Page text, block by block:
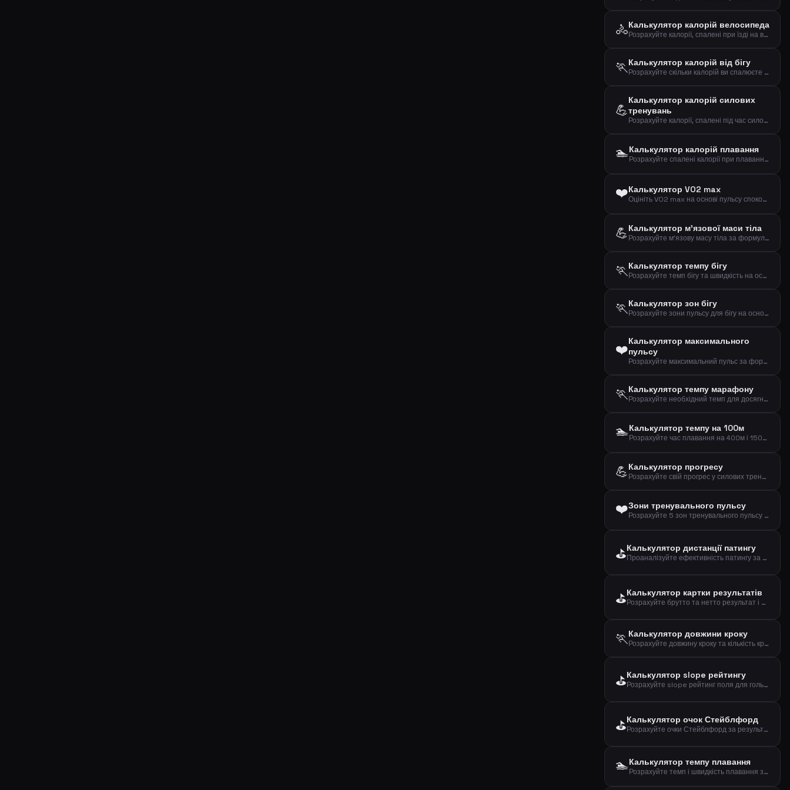
🚴Калькулятор калорій велосипеда
Розрахуйте калорії, спалені при їзді на велосипеді, за вагою, часом та швидкістю
🏃Калькулятор калорій від бігу
Розрахуйте скільки калорій ви спалюєте під час бігу на основі ваги та дистанції
💪
Калькулятор калорій силових
тренувань
Розрахуйте калорії, спалені під час силових тренувань, за вагою, часом та інтенсивністю
🏊Калькулятор калорій плавання
Розрахуйте спалені калорії при плаванні за вагою, часом та інтенсивністю
❤️Калькулятор VO2 max
Оцініть VO2 max на основі пульсу спокою, віку та статі за формулою Ута
💪Калькулятор м'язової маси тіла
Розрахуйте м'язову масу тіла за формулою Бура на основі статі, ваги та зросту
🏃Калькулятор темпу бігу
Розрахуйте темп бігу та швидкість на основі дистанції та часу
🏃Калькулятор зон бігу
Розрахуйте зони пульсу для бігу на основі віку та пульсу у спокої (формула Карвонена)
❤️Калькулятор максимального
пульсу
Розрахуйте максимальний пульс за формулами Танаки та Фокса на основі вашого віку
🏃Калькулятор темпу марафону
Розрахуйте необхідний темп для досягнення цілі на марафоні (42,195 км)
🏊Калькулятор темпу на 100м
Розрахуйте час плавання на 400м і 1500м за темпом на 100м
💪Калькулятор прогресу
Розрахуйте свій прогрес у силових тренуваннях з часом
❤️Зони тренувального пульсу
Розрахуйте 5 зон тренувального пульсу методом Карвонена на основі віку та пульсу у спокої
⛳Калькулятор дистанції патингу
Проаналізуйте ефективність патингу за дистанцією, кількістю та влучаннями
⛳Калькулятор картки результатів
Розрахуйте брутто та нетто результат і over/under par для раунду гольфу
🏃Калькулятор довжини кроку
Розрахуйте довжину кроку та кількість кроків на кілометр за зростом та статтю
⛳Калькулятор slope рейтингу
Розрахуйте slope рейтинг поля для гольфу за scratch та bogey рейтингами
⛳Калькулятор очок Стейблфорд
Розрахуйте очки Стейблфорд за результатом, паром та гандикапом
🏊Калькулятор темпу плавання
Розрахуйте темп і швидкість плавання за дистанцією та часом